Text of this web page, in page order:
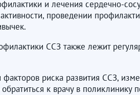
и лечения сердечно-
проведении
ССЗ также лежит
факторов риска развития ССЗ,
к врачу в поликлинику